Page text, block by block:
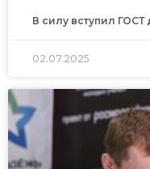
В силу вступил
02.07.2025